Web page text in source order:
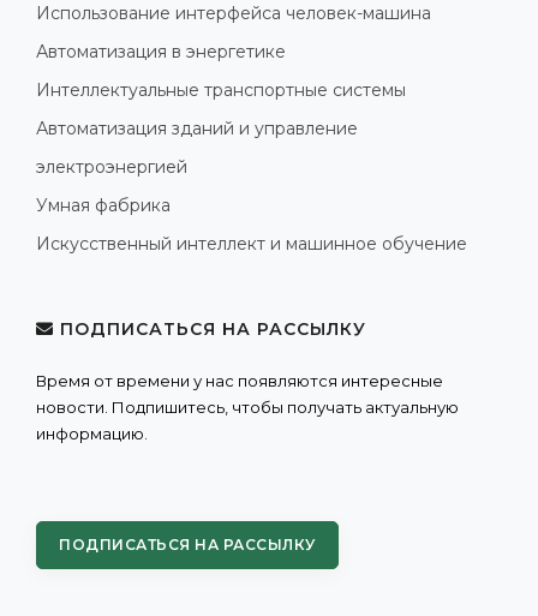
Использование интерфейса человек-машина
Автоматизация в энергетике
Интеллектуальные транспортные системы
Автоматизация зданий и управление
электроэнергией
Умная фабрика
Искусственный интеллект и машинное обучение
ПОДПИСАТЬСЯ НА РАССЫЛКУ
Время от времени у нас появляются интересные
новости. Подпишитесь, чтобы получать актуальную
информацию.
ПОДПИСАТЬСЯ НА РАССЫЛКУ